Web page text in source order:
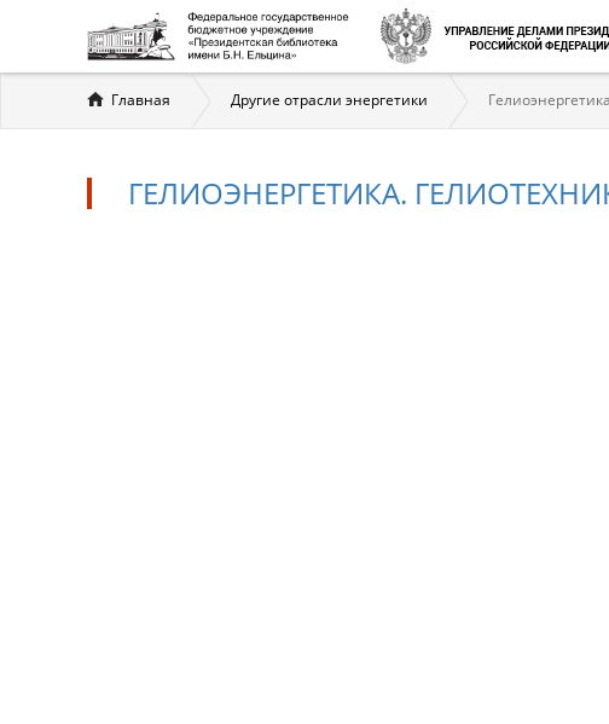
Вы
здесь
Главная Другие отрасли энергетики
ГЕЛИОЭНЕРГЕТИКА.